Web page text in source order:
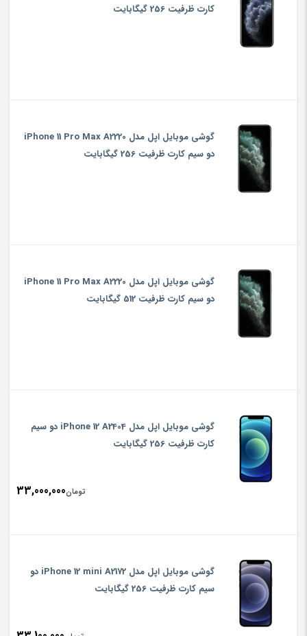
کارت ظرفیت 256 گیگابایت
گوشی موبایل اپل مدل iPhone 11 Pro Max A2220
دو سیم‌ کارت ظرفیت 256 گیگابایت
گوشی موبایل اپل مدل iPhone 11 Pro Max A2220
دو سیم‌ کارت ظرفیت 512 گیگابایت
گوشی موبایل اپل مدل iPhone 12 A2404 دو سیم‌
کارت ظرفیت 256 گیگابایت
تومان33,000,000
گوشی موبایل اپل مدل iPhone 12 mini A2172 دو
سیم‌ کارت ظرفیت 256 گیگابایت